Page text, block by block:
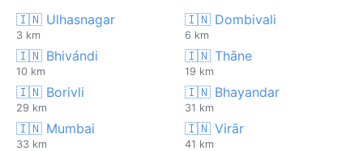
🇮🇳 Ulhasnagar
3 km
🇮🇳 Dombivali
6 km
🇮🇳 Bhivándi
10 km
🇮🇳 Thāne
19 km
🇮🇳 Borivli
29 km
🇮🇳 Bhayandar
31 km
🇮🇳 Mumbai
33 km
🇮🇳 Virār
41 km